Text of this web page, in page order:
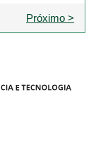
Próximo >